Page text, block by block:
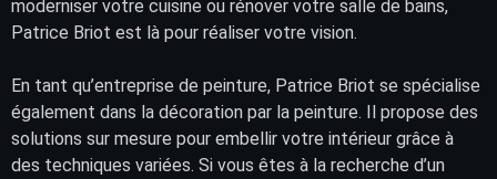
moderniser votre cuisine ou rénover votre salle de bains,
Patrice Briot est là pour réaliser votre vision.
En tant qu’entreprise de peinture, Patrice Briot se spécialise
également dans la décoration par la peinture. Il propose des
solutions sur mesure pour embellir votre intérieur grâce à
des techniques variées. Si vous êtes à la recherche d’un